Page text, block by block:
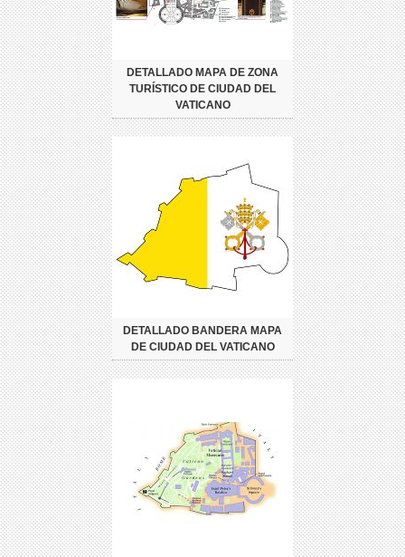
DETALLADO MAPA DE ZONA
TURÍSTICO DE CIUDAD DEL
VATICANO
DETALLADO BANDERA MAPA
DE CIUDAD DEL VATICANO